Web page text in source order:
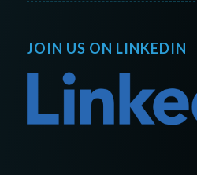
JOIN US ON LINKEDIN